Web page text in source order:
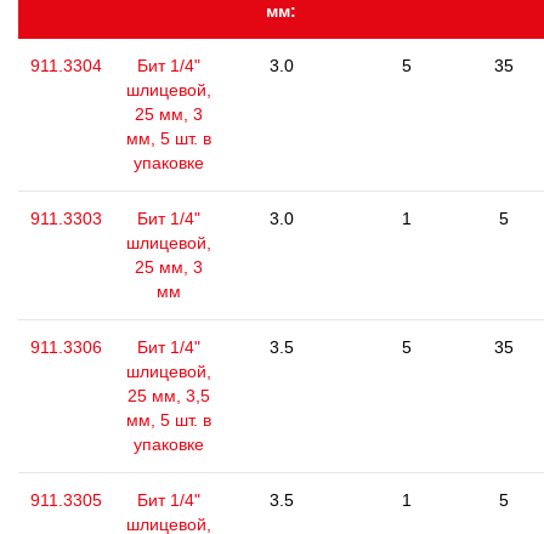
мм:
911.3304
Бит 1/4"
шлицевой,
25 мм, 3
мм, 5 шт. в
упаковке
3.0 5 35
911.3303
Бит 1/4"
шлицевой,
25 мм, 3
мм
3.0 1 5
911.3306
Бит 1/4"
шлицевой,
25 мм, 3,5
мм, 5 шт. в
упаковке
3.5 5 35
911.3305
Бит 1/4"
шлицевой,
3.5 1 5